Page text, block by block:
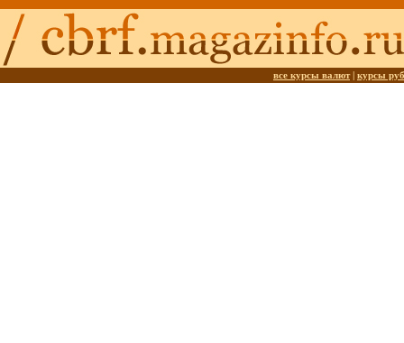
все курсы валют| курсы